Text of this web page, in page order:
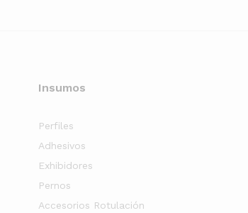
Insumos
Perfiles
Adhesivos
Exhibidores
Pernos
Accesorios Rotulación